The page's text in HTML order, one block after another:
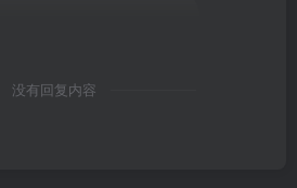
没有回复内容